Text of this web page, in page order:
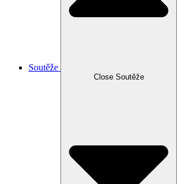
Soutěže
Close Soutěže